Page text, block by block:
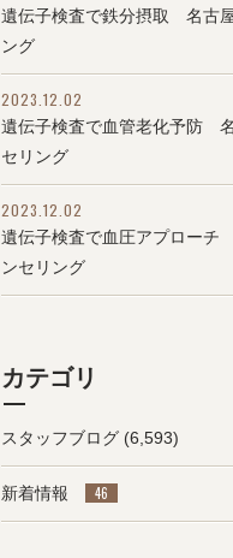
遺伝子検査で鉄分摂取 名古
ング
2023.12.02
遺伝子検査で血管老化予防
セリング
2023.12.02
遺伝子検査で血圧アプローチ
ンセリング
カテゴリ
スタッフブログ (6,593)
新着情報 46